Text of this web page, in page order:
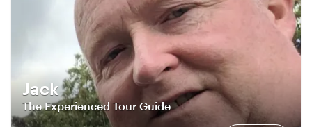
Jack
The Experienced Tour Guide